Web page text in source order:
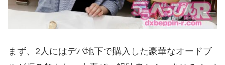
まず、2人にはデパ地下で購入した豪華なオードブ